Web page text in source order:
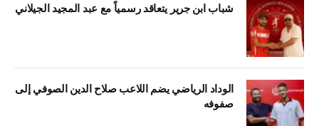
شباب ابن جرير يتعاقد رسمياً مع عبد المجيد الجيلاني
الوداد الرياضي يضم اللاعب صلاح الدين الصوفي إلى
صفوفه